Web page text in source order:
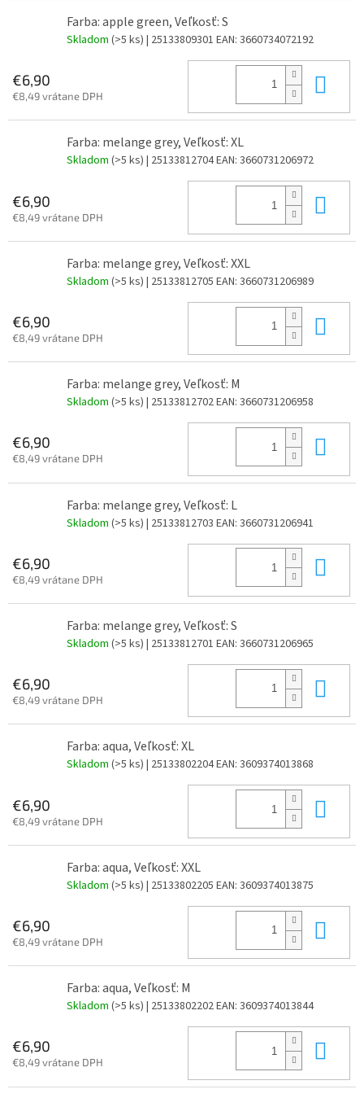
Farba: apple green, Veľkosť: S
Skladom (>5 ks) | 25133809301 EAN: 3660734072192
€6,90
€8,49 vrátane DPH
Farba: melange grey, Veľkosť: XL
Skladom (>5 ks) | 25133812704EAN: 3660731206972
€6,90
€8,49 vrátane DPH
Farba: melange grey, Veľkosť: XXL
Skladom (>5 ks) | 25133812705 EAN: 3660731206989
€6,90
€8,49 vrátane DPH
Farba: melange grey, Veľkosť: M
Skladom (>5 ks) | 25133812702EAN: 3660731206958
€6,90
€8,49 vrátane DPH
Farba: melange grey, Veľkosť: L
Skladom (>5 ks) | 25133812703 EAN: 3660731206941
€6,90
€8,49 vrátane DPH
Farba: melange grey, Veľkosť: S
Skladom (>5 ks) | 25133812701 EAN: 3660731206965
€6,90
€8,49 vrátane DPH
Farba: aqua, Veľkosť: XL
Skladom (>5 ks) | 25133802204EAN: 3609374013868
€6,90
€8,49 vrátane DPH
Farba: aqua, Veľkosť: XXL
Skladom (>5 ks) | 25133802205 EAN: 3609374013875
€6,90
€8,49 vrátane DPH
Farba: aqua, Veľkosť: M
Skladom (>5 ks) | 25133802202EAN: 3609374013844
€6,90
€8,49 vrátane DPH